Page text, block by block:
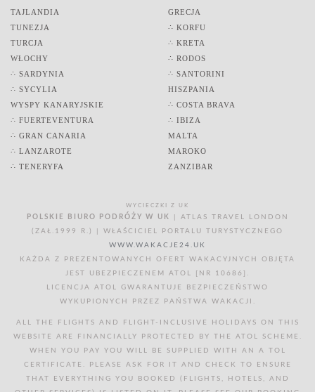
TAJLANDIA
TUNEZJA
TURCJA
WŁOCHY
∴ SARDYNIA
∴ SYCYLIA
WYSPY KANARYJSKIE
∴ FUERTEVENTURA
∴ GRAN CANARIA
∴ LANZAROTE
∴ TENERYFA
GRECJA
∴ KORFU
∴ KRETA
∴ RODOS
∴ SANTORINI
HISZPANIA
∴ COSTA BRAVA
∴ IBIZA
MALTA
MAROKO
ZANZIBAR
WYCIECZKI Z UK
POLSKIE BIURO PODRÓŻY W UK
| ATLAS TRAVEL LONDON
(ZAŁ.1999 R.) | WŁAŚCICIEL PORTALU TURYSTYCZNEGO
WWW.WAKACJE24.UK
KAŻDA Z PREZENTOWANYCH OFERT WAKACYJNYCH OBJĘTA
JEST UBEZPIECZENEM ATOL [NR 10686].
LICENCJA ATOL GWARANTUJE BEZPIECZEŃSTWO
WYKUPIONYCH PRZEZ PAŃSTWA WAKACJI.
ALL THE FLIGHTS AND FLIGHT-INCLUSIVE HOLIDAYS ON THIS
WEBSITE ARE FINANCIALLY PROTECTED BY THE ATOL SCHEME.
WHEN YOU PAY YOU WILL BE SUPPLIED WITH AN A TOL
CERTIFICATE. PLEASE ASK FOR IT AND CHECK TO ENSURE
THAT EVERYTHING YOU BOOKED (FLIGHTS, HOTELS, AND